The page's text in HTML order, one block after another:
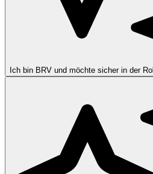
Ich bin BRV und möchte sicher in der